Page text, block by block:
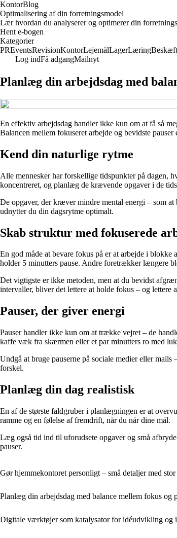
KontorBlog
Optimalisering af din forretningsmodel
Lær hvordan du analyserer og optimerer din
Hent e-bogen
Kategorier
PREventsRevisionKontorLejemålLagerLæring
Log indFå adgangMailnyt
Planlæg din arbejdsdag med
En effektiv arbejdsdag handler ikke kun om at få så
Balancen mellem fokuseret arbejde og bevidste
Kend din naturlige rytme
Alle mennesker har forskellige tidspunkter på dagen,
koncentreret, og planlæg de krævende opgaver i de
De opgaver, der kræver mindre mental energi – som
udnytter du din dagsrytme optimalt.
Skab struktur med fokuserede
En god måde at bevare fokus på er at arbejde i
holder 5 minutters pause. Andre foretrækker længere
Det vigtigste er ikke metoden, men at du bevidst
intervaller, bliver det lettere at holde fokus – og lettere
Pauser, der giver energi
Pauser handler ikke kun om at trække vejret – de
kaffe væk fra skærmen eller et par minutters ro med
Undgå at bruge pauserne på sociale medier eller
forskel.
Planlæg din dag realistisk
En af de største faldgruber i planlægningen er at
ramme og en følelse af fremdrift, når du når dine mål.
Læg også tid ind til uforudsete opgaver og små
pauser.
Gør hjemmekontoret personligt – små detaljer med
Planlæg din arbejdsdag med balance mellem fokus og
Digitale værktøjer som katalysator for idéudvikling og